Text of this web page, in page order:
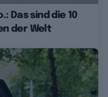
Das sind die 10
der Welt